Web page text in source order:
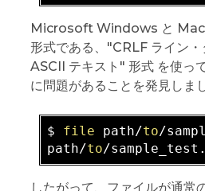
Microsoft Windows と Mac
形式である、"CRLF ライン・
ASCII テキスト" 形式 を使っ
に問題があることを発見しま
$ file path/to/
path/to/
したがって、ファイルが通常